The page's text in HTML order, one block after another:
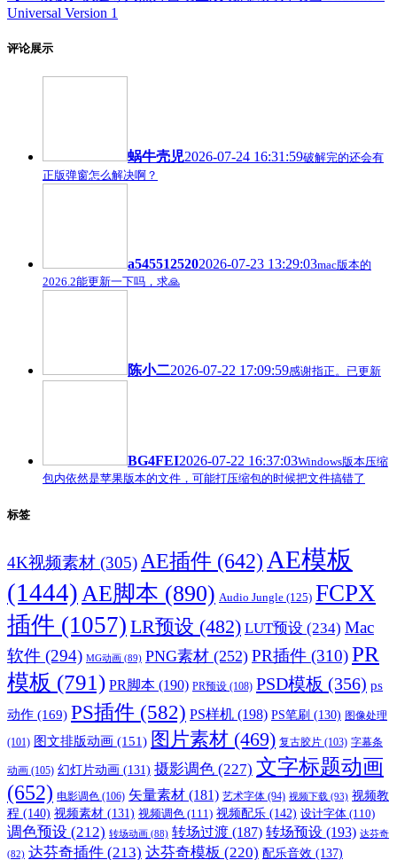
Universal Version 1
评论展示
蜗牛壳児2026-07-24 16:31:59破解完的还会有
正版弹窗怎么解决啊？
a5455125202026-07-23 13:29:03mac版本的
2026.2能更新一下吗，求🙏
陈小二2026-07-22 17:09:59感谢指正。已更新
BG4FEI2026-07-22 16:37:03Windows版本压缩
包内依然是苹果版本的文件，可能打压缩包的时候把文件搞错了
标签
4K视频素材 (305) AE插件 (642) AE模板
(1444) AE脚本 (890) Audio Jungle (125) FCPX
插件 (1057) LR预设 (482) LUT预设 (234) Mac
软件 (294) MG动画 (89) PNG素材 (252) PR插件 (310)PR
模板 (791) PR脚本 (190) PR预设 (108) PSD模板 (356) ps
动作 (169) PS插件 (582) PS样机 (198) PS笔刷 (130) 图像处理
(101) 图文排版动画 (151) 图片素材 (469) 复古胶片 (103) 字幕条
动画 (105) 幻灯片动画 (131) 摄影调色 (227) 文字标题动画
(652) 电影调色 (106) 矢量素材 (181) 艺术字体 (94) 视频下载 (93) 视频教
程 (140) 视频素材 (131) 视频调色 (111) 视频配乐 (142) 设计字体 (110)
调色预设 (212) 转场动画 (88) 转场过渡 (187) 转场预设 (193) 达芬奇
(82) 达芬奇插件 (213) 达芬奇模板 (220) 配乐音效 (137)